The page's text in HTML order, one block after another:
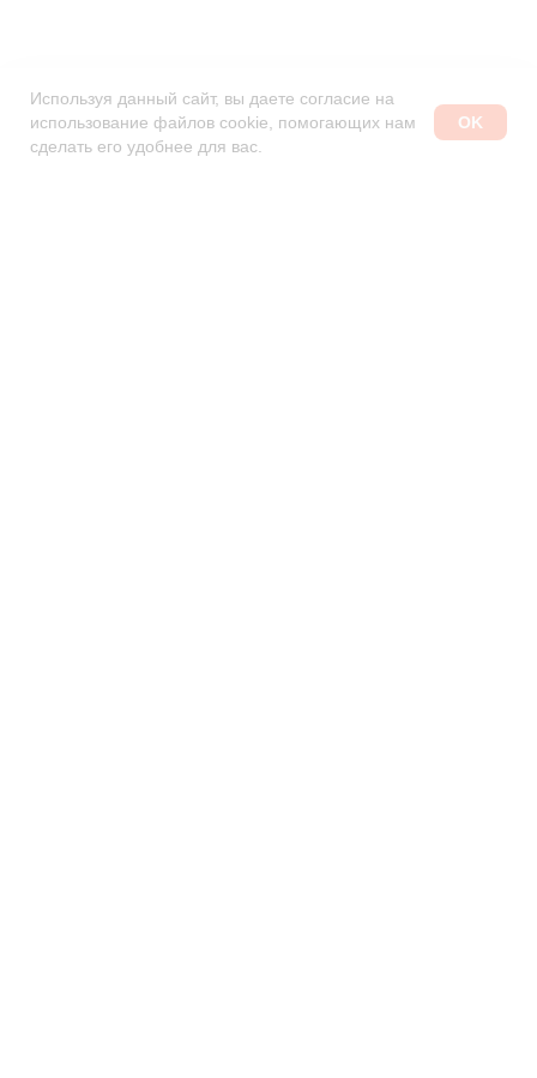
Используя данный сайт, вы даете согласие на
использование файлов cookie, помогающих нам
сделать его удобнее для вас.
OK
РАССЧИТАЙТЕ СТОИМОСТЬ
«МИС SQNS»